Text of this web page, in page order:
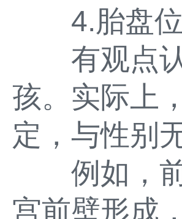
4.胎盘位
有观点认
孩。实际上
定，与性别
例如，前
宫前壁形成